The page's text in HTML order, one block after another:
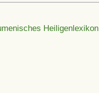
Heiligenlexikon